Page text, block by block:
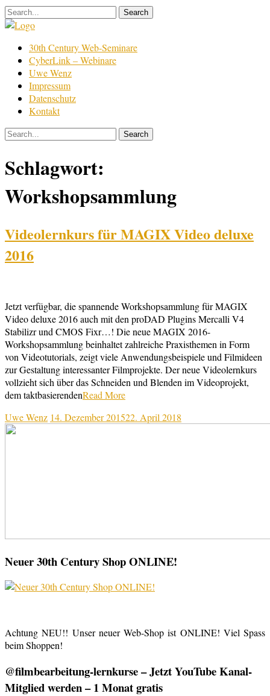
Skip
to
Film
Bearbeitung
30th Century Web-Seminare
CyberLink – Webinare
Uwe Wenz
Impressum
Datenschutz
Kontakt
Schlagwort:
Workshopsammlung
Videolernkurs für MAGIX Video deluxe
2016
Jetzt verfügbar, die spannende Workshopsammlung für MAGIX
Video deluxe 2016 auch mit den proDAD Plugins Mercalli V4
Stabilizr und CMOS Fixr…! Die neue MAGIX 2016-
Workshopsammlung beinhaltet zahlreiche Praxisthemen in Form
von Videotutorials, zeigt viele Anwendungsbeispiele und Filmideen
zur Gestaltung interessanter Filmprojekte. Der neue Videolernkurs
vollzieht sich über das Schneiden und Blenden im Videoprojekt,
dem taktbasierendenRead More
Uwe Wenz 14. Dezember 201522. April 2018
Neuer 30th Century Shop ONLINE!
Achtung NEU!! Unser neuer Web-Shop ist ONLINE! Viel Spass
beim Shoppen!
@filmbearbeitung-lernkurse – Jetzt YouTube Kanal-
Mitglied werden – 1 Monat gratis